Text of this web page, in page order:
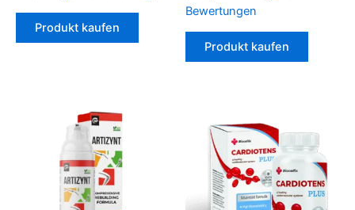
Produkt kaufen
Bewertungen
Produkt kaufen